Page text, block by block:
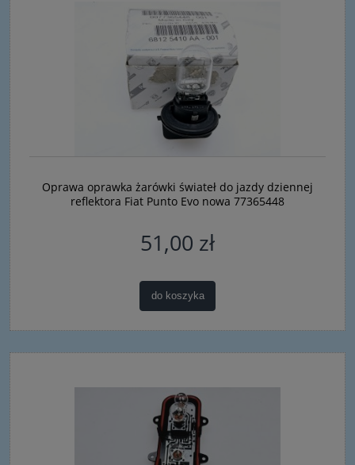
Oprawa oprawka żarówki świateł do jazdy dziennej
reflektora Fiat Punto Evo nowa 77365448
51,00 zł
do koszyka